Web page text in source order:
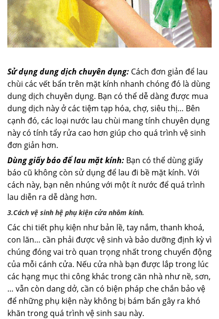
Sử dụng dung dịch chuyên dụng: Cách đơn giản để lau
chùi các vết bẩn trên mặt kính nhanh chóng đó là dùng
dung dịch chuyên dụng. Bạn có thể dễ dàng được mua
dung dịch này ở các tiệm tạp hóa, chợ, siêu thị… Bên
cạnh đó, các loại nước lau chùi mang tính chuyên dụng
này có tính tẩy rửa cao hơn giúp cho quá trình vệ sinh
đơn giản hơn.
Dùng giấy báo để lau mặt kính: Bạn có thể dùng giấy
báo cũ không còn sử dụng để lau đi bề mặt kính. Với
cách này, bạn nên nhúng với một ít nước để quá trình
lau diễn ra dễ dàng hơn.
3.Cách vệ sinh hệ phụ kiện cửa nhôm kính.
Các chi tiết phụ kiện như bản lề, tay nắm, thanh khoá,
con lăn… cần phải được vệ sinh và bảo dưỡng định kỳ vì
chúng đóng vai trò quan trọng nhất trong chuyển động
của mỗi cánh cửa. Nếu cửa nhà bạn được lắp trong lúc
các hạng mục thi công khác trong căn nhà như nề, sơn,
… vẫn còn dang dở, cần có biện pháp che chắn bảo vệ
để những phụ kiện này không bị bám bẩn gây ra khó
khăn trong quá trình vệ sinh sau này.